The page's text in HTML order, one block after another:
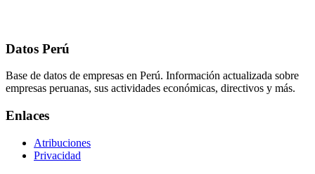
Datos Perú
Base de datos de empresas en Perú. Información actualizada sobre
empresas peruanas, sus actividades económicas, directivos y más.
Enlaces
Atribuciones
Privacidad